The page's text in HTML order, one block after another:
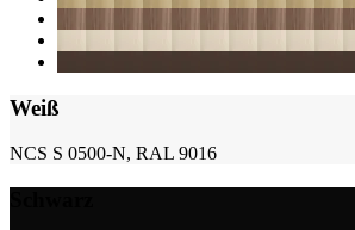
Weiß
NCS S 0500-N, RAL 9016